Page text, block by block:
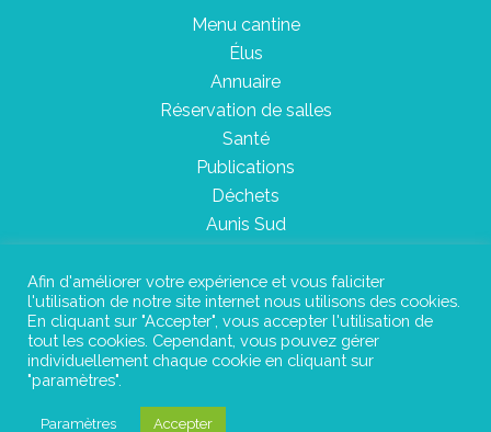
Menu cantine
Élus
Annuaire
Réservation de salles
Santé
Publications
Déchets
Aunis Sud
Plan du site
Mentions légales
Afin d'améliorer votre expérience et vous faliciter
l'utilisation de notre site internet nous utilisons des cookies.
En cliquant sur "Accepter", vous accepter l'utilisation de
tout les cookies. Cependant, vous pouvez gérer
individuellement chaque cookie en cliquant sur
"paramètres".
Paramètres Accepter